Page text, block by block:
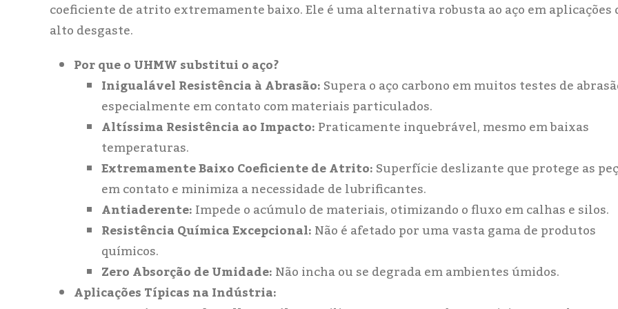
coeficiente de atrito extremamente baixo. Ele é uma alternativa robusta ao aço em aplicações
alto desgaste.
Por que o UHMW substitui o aço?
Inigualável Resistência à Abrasão:Supera o aço carbono em muitos testes de
especialmente em contato com materiais particulados.
Altíssima Resistência ao Impacto:Praticamente inquebrável, mesmo em baixas
temperaturas.
Extremamente Baixo Coeficiente de Atrito:Superfície deslizante que protege as
em contato e minimiza a necessidade de lubrificantes.
Antiaderente:Impede o acúmulo de materiais, otimizando o fluxo em calhas e silos.
Resistência Química Excepcional:Não é afetado por uma vasta gama de produtos
químicos.
Zero Absorção de Umidade:Não incha ou se degrada em ambientes úmidos.
Aplicações Típicas na Indústria: